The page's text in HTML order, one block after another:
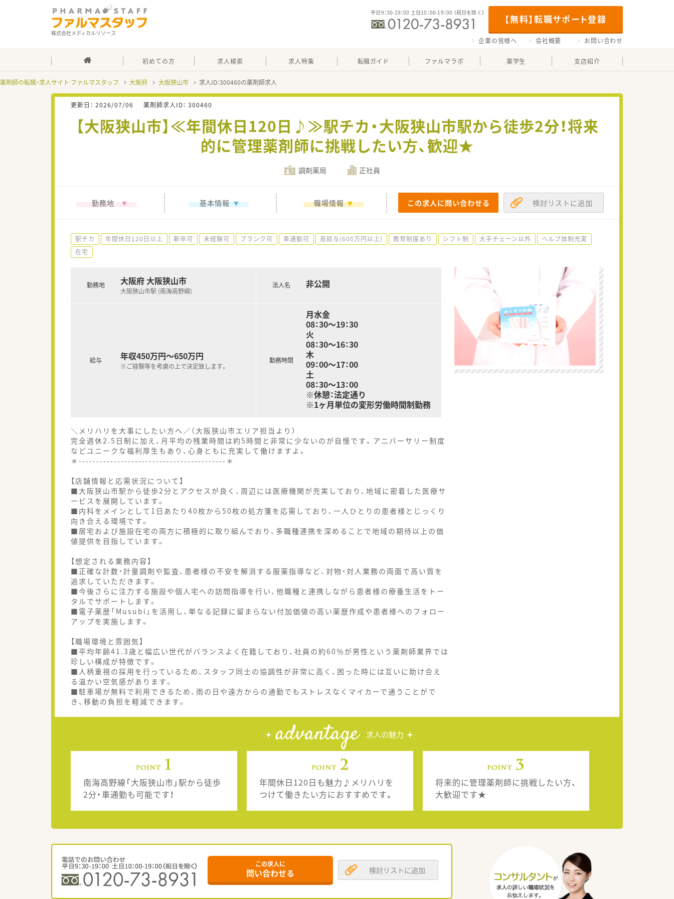
株式会社メディカルリソース
【無料】転職サポート登録
平日9：30-19：00 土日10：00-19：00 （祝日を除く）
企業の皆様へ 会社概要 お問い合わせ
初めての方 求人検索 求人特集 転職ガイド ファルマラボ 薬学生 支店紹介
薬剤師の転職・求人サイト ファルマスタッフ 大阪府 大阪狭山市 求人ID：300460の薬剤師求人
更新日： 2026/07/06 薬剤師求人ID： 300460
【大阪狭山市】≪年間休日120日♪≫駅チカ・大阪狭山市駅から徒歩2分！将来
的に管理薬剤師に挑戦したい方、歓迎★
調剤薬局 正社員
勤務地 基本情報 職場情報 この求人に問い合わせる 検討リストに追加
駅チカ 年間休日120日以上 新卒可 未経験可 ブランク可 車通勤可 高給与(600万円以上) 教育制度あり シフト制 大手チェーン以外
ヘルプ体制充実
在宅
勤務地 大阪府 大阪狭山市
大阪狭山市駅 (南海高野線)
給与 年収450万円～650万円
※ご経験等を考慮の上で決定致します。
法人名 非公開
勤務時間
月水金
08：30～19：30
火
08：30～16：30
木
09：00～17：00
土
08：30～13：00
※休憩：法定通り
※1ヶ月単位の変形労働時間制勤務
＼メリハリを大事にしたい方へ／（大阪狭山市エリア担当より）
完全週休2.5日制に加え、月平均の残業時間は約5時間と非常に少ないのが自慢です。アニバーサリー制度
などユニークな福利厚生もあり、心身ともに充実して働けますよ。
＊------------------------------------------＊
【店舗情報と応需状況について】
■大阪狭山市駅から徒歩2分とアクセスが良く、周辺には医療機関が充実しており、地域に密着した医療サ
ービスを展開しています。
■内科をメインとして1日あたり40枚から50枚の処方箋を応需しており、一人ひとりの患者様とじっくり
向き合える環境です。
■居宅および施設在宅の両方に積極的に取り組んでおり、多職種連携を深めることで地域の期待以上の価
値提供を目指しています。
【想定される業務内容】
■正確な計数・計量調剤や監査、患者様の不安を解消する服薬指導など、対物・対人業務の両面で高い質を
追求していただきます。
■今後さらに注力する施設や個人宅への訪問指導を行い、他職種と連携しながら患者様の療養生活をトー
タルでサポートします。
■電子薬歴「Musubi」を活用し、単なる記録に留まらない付加価値の高い薬歴作成や患者様へのフォロー
アップを実施します。
【職場環境と雰囲気】
■平均年齢41.3歳と幅広い世代がバランスよく在籍しており、社員の約60％が男性という薬剤師業界では
珍しい構成が特徴です。
■人柄重視の採用を行っているため、スタッフ同士の協調性が非常に高く、困った時には互いに助け合え
る温かい空気感があります。
■駐車場が無料で利用できるため、雨の日や遠方からの通勤でもストレスなくマイカーで通うことがで
き、移動の負担を軽減できます。
advantage 求人の魅力
南海高野線「大阪狭山市」駅から徒歩
2分・車通勤も可能です！
年間休日120日も魅力♪メリハリを
つけて働きたい方におすすめです。
将来的に管理薬剤師に挑戦したい方、
大歓迎です★
この求人に
問い合わせる 検討リストに追加